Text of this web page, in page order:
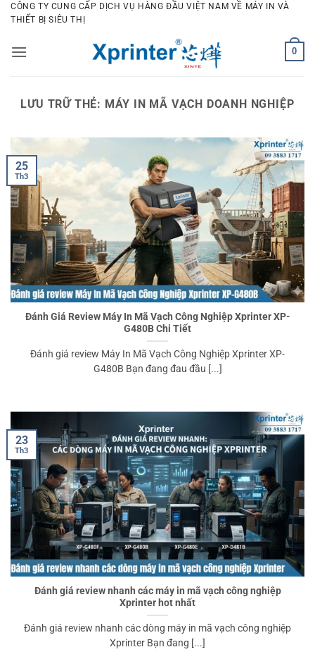
Bỏ
qua
dung
CÔNG TY CUNG CẤP DỊCH VỤ HÀNG ĐẦU VIỆT NAM VỀ MÁY IN VÀ
THIẾT BỊ SIÊU THỊ
0
LƯU TRỮ THẺ: MÁY IN MÃ VẠCH DOANH NGHIỆP
Đánh Giá Review Máy In Mã Vạch Công Nghiệp Xprinter XP-
G480B Chi Tiết
Đánh giá review Máy In Mã Vạch Công Nghiệp Xprinter XP-
G480B Bạn đang đau đầu [...]
25
Th3
Đánh giá review nhanh các máy in mã vạch công nghiệp
Xprinter hot nhất
Đánh giá review nhanh các dòng máy in mã vạch công nghiệp
Xprinter Bạn đang [...]
23
Th3